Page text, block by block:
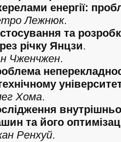
енергії:
Лежнюк.
та
річку Янцзи.
Чженчжен.
Хома.
та його
Ренхуй.